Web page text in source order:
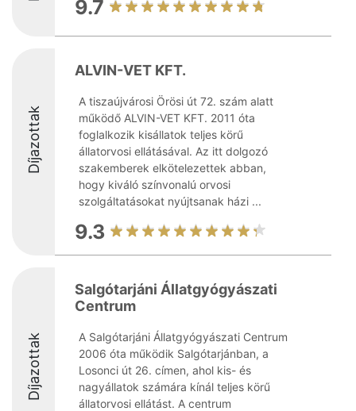
9.7
Díjazottak
ALVIN-VET KFT.
A tiszaújvárosi Örösi út 72. szám alatt
működő ALVIN-VET KFT. 2011 óta
foglalkozik kisállatok teljes körű
állatorvosi ellátásával. Az itt dolgozó
szakemberek elkötelezettek abban,
hogy kiváló színvonalú orvosi
szolgáltatásokat nyújtsanak házi ...
9.3
Díjazottak
Salgótarjáni Állatgyógyászati
Centrum
A Salgótarjáni Állatgyógyászati Centrum
2006 óta működik Salgótarjánban, a
Losonci út 26. címen, ahol kis- és
nagyállatok számára kínál teljes körű
állatorvosi ellátást. A centrum